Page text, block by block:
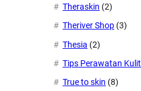
Theraskin (2)
Theriver Shop (3)
Thesia (2)
Tips Perawatan Kulit
True to skin (8)